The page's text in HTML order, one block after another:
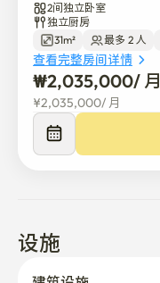
2间独立卧室
独立厨房
31m²
最多 2 人
查看完整房间详情
₩2,035,000/ 月
¥2,035,000/ 月
设施